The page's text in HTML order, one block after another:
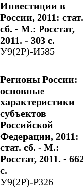
Инвестиции в
России, 2011: стат.
сб. - М.: Росстат,
2011. - 303 с.
У9(2Р)-И585
Регионы России:
основные
характеристики
субъектов
Российской
Федерации, 2011:
стат. сб. - М.:
Росстат, 2011. -
с.
У9(2Р)-Р326